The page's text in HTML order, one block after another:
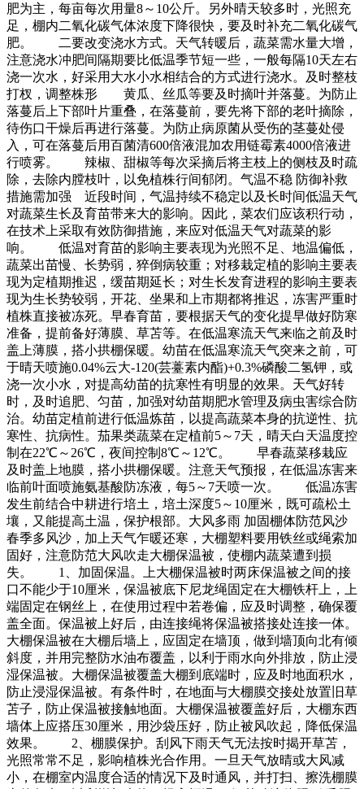
肥为主，每亩每次用量8～10公斤。另外晴天较多时，光照充
足，棚内二氧化碳气体浓度下降很快，要及时补充二氧化碳气
肥。 二要改变浇水方式。天气转暖后，蔬菜需水量大增，
注意浇水冲肥间隔期要比低温季节短一些，一般每隔10天左右
浇一次水，好采用大水小水相结合的方式进行浇水。及时整枝
打杈，调整株形 黄瓜、丝瓜等要及时摘叶并落蔓。为防止
落蔓后上下部叶片重叠，在落蔓前，要先将下部的老叶摘除，
待伤口干燥后再进行落蔓。为防止病原菌从受伤的茎蔓处侵
入，可在落蔓后用百菌清600倍液混加农用链霉素4000倍液进
行喷雾。 辣椒、甜椒等每次采摘后将主枝上的侧枝及时疏
除，去除内膛枝叶，以免植株行间郁闭。气温不稳 防御补救
措施需加强 近段时间，气温持续不稳定以及长时间低温天气
对蔬菜生长及育苗带来大的影响。因此，菜农们应该积行动，
在技术上采取有效防御措施，来应对低温天气对蔬菜的影
响。 低温对育苗的影响主要表现为光照不足、地温偏低，
蔬菜出苗慢、长势弱，猝倒病较重；对移栽定植的影响主要表
现为定植期推迟，缓苗期延长；对生长发育进程的影响主要表
现为生长势较弱，开花、坐果和上市期都将推迟，冻害严重时
植株直接被冻死。早春育苗，要根据天气的变化提早做好防寒
准备，提前备好薄膜、草苫等。在低温寒流天气来临之前及时
盖上薄膜，搭小拱棚保暖。幼苗在低温寒流天气突来之前，可
于晴天喷施0.04%云大-120(芸薹素内酯)+0.3%磷酸二氢钾，或
浇一次小水，对提高幼苗的抗寒性有明显的效果。天气好转
时，及时追肥、匀苗，加强对幼苗期肥水管理及病虫害综合防
治。幼苗定植前进行低温炼苗，以提高蔬菜本身的抗逆性、抗
寒性、抗病性。茄果类蔬菜在定植前5～7天，晴天白天温度控
制在22℃～26℃，夜间控制8℃～12℃。 早春蔬菜移栽应
及时盖上地膜，搭小拱棚保暖。注意天气预报，在低温冻害来
临前叶面喷施氨基酸防冻液，每5～7天喷一次。 低温冻害
发生前结合中耕进行培土，培土深度5～10厘米，既可疏松土
壤，又能提高土温，保护根部。大风多雨 加固棚体防范风沙
春季多风沙，加上天气乍暖还寒，大棚塑料要用铁丝或绳索加
固好，注意防范大风吹走大棚保温被，使棚内蔬菜遭到损
失。 1、加固保温。上大棚保温被时两床保温被之间的接
口不能少于10厘米，保温被底下尼龙绳固定在大棚铁杆上，上
端固定在钢丝上，在使用过程中若卷偏，应及时调整，确保覆
盖全面。保温被上好后，由连接绳将保温被搭接处连接一体。
大棚保温被在大棚后墙上，应固定在墙顶，做到墙顶向北有倾
斜度，并用完整防水油布覆盖，以利于雨水向外排放，防止浸
湿保温被。大棚保温被覆盖大棚到底端时，应及时地面积水，
防止浸湿保温被。有条件时，在地面与大棚膜交接处放置旧草
苫子，防止保温被接触地面。大棚保温被覆盖好后，大棚东西
墙体上应搭压30厘米，用沙袋压好，防止被风吹起，降低保温
效果。 2、棚膜保护。刮风下雨天气无法按时揭开草苫，
光照常常不足，影响植株光合作用。一旦天气放晴或大风减
小，在棚室内温度合适的情况下及时通风，并打扫、擦洗棚膜